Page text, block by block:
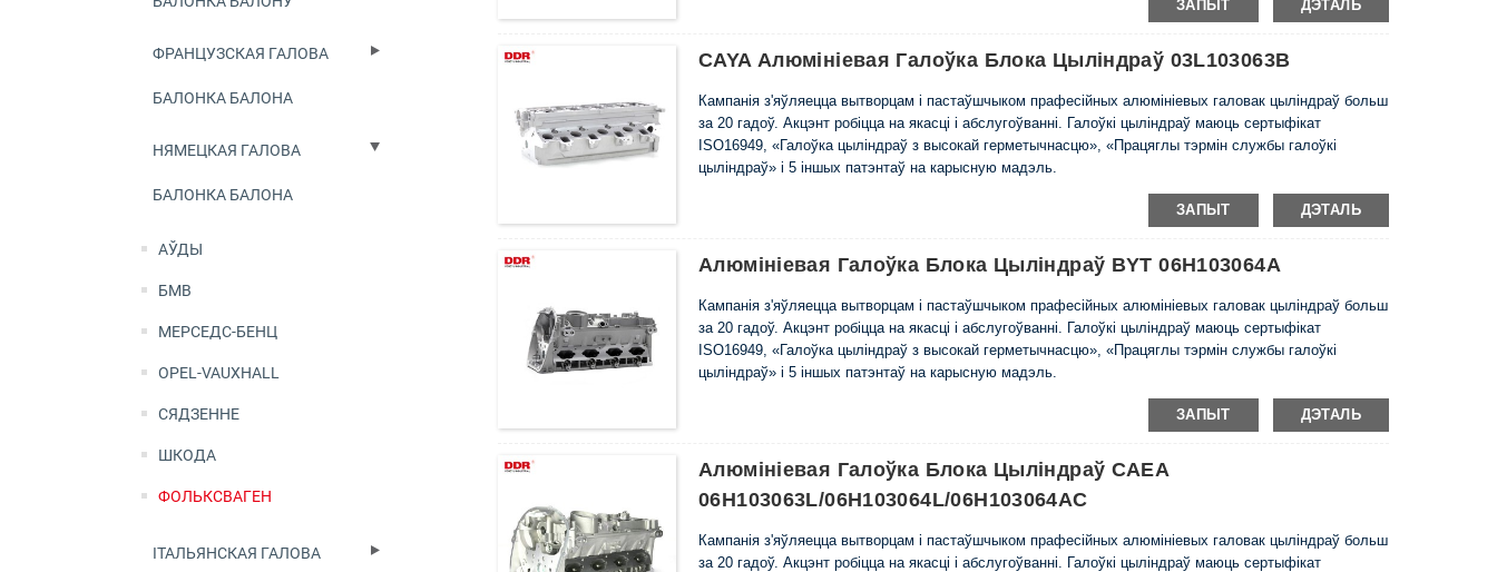
ФРАНЦУЗСКАЯ ГАЛОВА
БАЛОНКА БАЛОНА
НЯМЕЦКАЯ ГАЛОВА
БАЛОНКА БАЛОНА
АЎДЫ
БМВ
МЕРСЕДС-БЕНЦ
OPEL-VAUXHALL
СЯДЗЕННЕ
ШКОДА
ФОЛЬКСВАГЕН
ІТАЛЬЯНСКАЯ ГАЛОВА
ЗАПЫТ ДЭТАЛЬ
CAYA Алюмініевая Галоўка Блока Цыліндраў 03L103063B
Кампанія з'яўляецца вытворцам і пастаўшчыком прафесійных алюмініевых галовак цыліндраў больш
за 20 гадоў. Акцэнт робіцца на якасці і абслугоўванні. Галоўкі цыліндраў маюць сертыфікат
ISO16949, «Галоўка цыліндраў з высокай герметычнасцю», «Працяглы тэрмін службы галоўкі
цыліндраў» і 5 іншых патэнтаў на карысную мадэль.
ЗАПЫТ ДЭТАЛЬ
Алюмініевая Галоўка Блока Цыліндраў BYT 06H103064A
Кампанія з'яўляецца вытворцам і пастаўшчыком прафесійных алюмініевых галовак цыліндраў больш
за 20 гадоў. Акцэнт робіцца на якасці і абслугоўванні. Галоўкі цыліндраў маюць сертыфікат
ISO16949, «Галоўка цыліндраў з высокай герметычнасцю», «Працяглы тэрмін службы галоўкі
цыліндраў» і 5 іншых патэнтаў на карысную мадэль.
ЗАПЫТ ДЭТАЛЬ
Алюмініевая Галоўка Блока Цыліндраў CAEA
06H103063L/06H103064L/06H103064AC
Кампанія з'яўляецца вытворцам і пастаўшчыком прафесійных алюмініевых галовак цыліндраў больш
за 20 гадоў. Акцэнт робіцца на якасці і абслугоўванні. Галоўкі цыліндраў маюць сертыфікат